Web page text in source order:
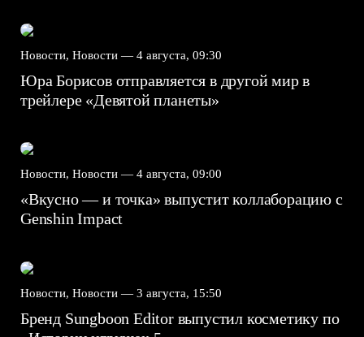
Новости, Новости — 4 августа, 09:30
Юра Борисов отправляется в другой мир в
трейлере «Девятой планеты»
Новости, Новости — 4 августа, 09:00
«Вкусно — и точка» выпустит коллаборацию с
Genshin Impact⁠⁠
Новости, Новости — 3 августа, 15:50
Бренд Sungboon Editor выпустил косметику по